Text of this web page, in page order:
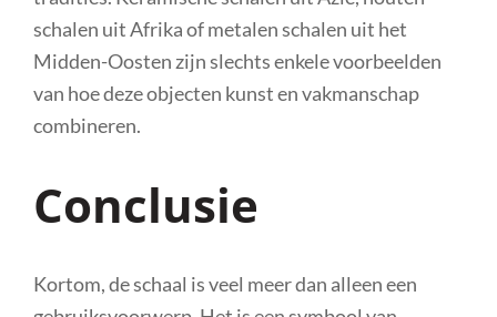
schalen uit Afrika of metalen schalen uit het
Midden-Oosten zijn slechts enkele voorbeelden
van hoe deze objecten kunst en vakmanschap
combineren.
Conclusie
Kortom, de schaal is veel meer dan alleen een